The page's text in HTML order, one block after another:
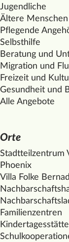
Jugendliche
Ältere Menschen
Pflegende
Selbsthilfe
Beratung und
Migration und
Freizeit und
Gesundheit und
Alle Angebote
Orte
Stadtteilzentrum
Phoenix
Villa Folke
Familienzentren